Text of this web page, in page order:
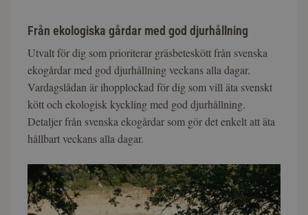
Från ekologiska gårdar med god djurhållning
Utvalt för dig som prioriterar gräsbeteskött från svenska
ekogårdar med god djurhållning veckans alla dagar.
Vardagslådan är ihopplockad för dig som vill äta svenskt
kött och ekologisk kyckling med god djurhållning.
Detaljer från svenska ekogårdar som gör det enkelt att äta
hållbart veckans alla dagar.